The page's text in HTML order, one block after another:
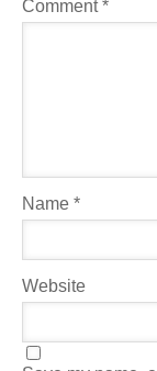
Comment*
Name *
Website